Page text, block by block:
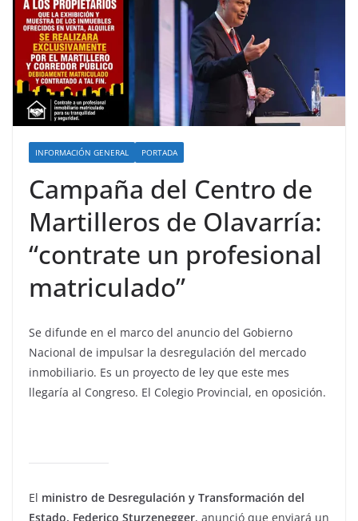
INFORMACIÓN GENERAL PORTADA
Campaña del Centro de
Martilleros de Olavarría:
“contrate un profesional
matriculado”
Se difunde en el marco del anuncio del Gobierno
Nacional de impulsar la desregulación del mercado
inmobiliario. Es un proyecto de ley que este mes
llegaría al Congreso. El Colegio Provincial, en oposición.
El ministro de Desregulación y Transformación del
Estado, Federico Sturzenegger, anunció que enviará un